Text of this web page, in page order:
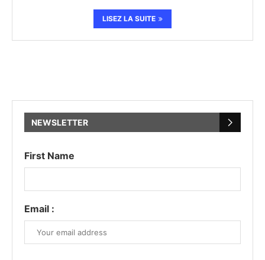
LISEZ LA SUITE
NEWSLETTER
First Name
Email :